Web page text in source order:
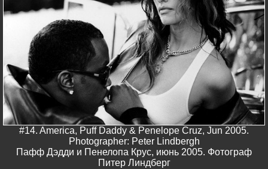
#14. America, Puff Daddy & Penelope Cruz, Jun 2005.
Photographer: Peter Lindbergh
Пафф Дэдди и Пенелопа Крус, июнь 2005. Фотограф
Питер Линдберг